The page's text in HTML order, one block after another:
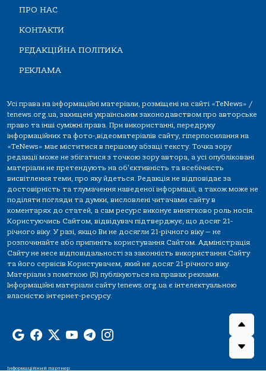
ПРО НАС
КОНТАКТИ
РЕДАКЦІЙНА ПОЛІТИКА
РЕКЛАМА
Усі права на інформаційні матеріали, розміщені на сайті «TeNews» /
tenews.org.ua, захищені українським законодавством про авторське
право та інші суміжні права. При використанні, передруку
інформаційних та фото-,відеоматеріалів сайту, гіперпосилання на
«TeNews» має міститися в першому абзаці тексту. Точка зору
редакції може не збігатися з точкою зору автора, а усі опубліковані
матеріали не претендують на об'єктивність та всебічність
висвітлення теми, про яку йдеться. Редакція не відповідає за
достовірність та тлумачення наведеної інформації, а також може не
поділяти погляди та думки, висловлені читачами сайту в
коментарях до статей, а сам ресурс виконує винятково роль носія.
Користуючись Сайтом, відвідувач підтверджує, що досяг 21-
річного віку. У разі, якщо Ви не досягли 21-річного віку — не
розпочинайте або припиніть користування Сайтом. Адміністрація
Сайту не несе відповідальності за законність використання Сайту
та його сервісів Користувачем, який не досяг 21-річного віку.
Матеріали з поміткою (R) публікуються на правах реклами.
Інформаційні матеріали сайту tenews.org.ua є інтелектуальною
власністю інтернет-ресурсу.
Інформаційний партнер: